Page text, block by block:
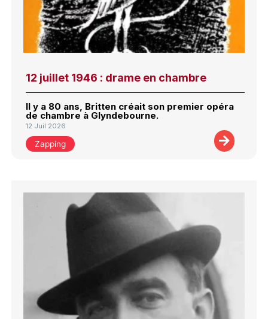
12 juillet 1946 : drame en chambre
Il y a 80 ans, Britten créait son premier opéra
de chambre à Glyndebourne.
12 Juil 2026
Zapping